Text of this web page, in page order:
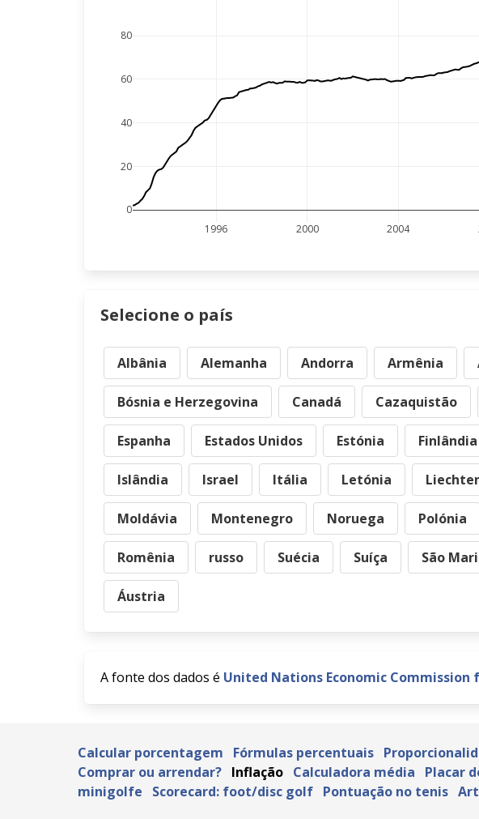
1996 2000 2004
0
20
40
60
80
Selecione o país
Albânia Alemanha Andorra Armênia
Bósnia e Herzegovina Canadá Cazaquistão
Espanha Estados Unidos Estónia Finlândia
Islândia Israel Itália Letónia
Moldávia Montenegro Noruega Polónia
Romênia russo Suécia Suíça São
Áustria
A fonte dos dados é United Nations Economic Commission
Calcular porcentagem Fórmulas percentuais
Comprar ou arrendar? Inflação Calculadora média Placar
minigolfe
Scorecard: foot/disc golf Pontuação no tenis